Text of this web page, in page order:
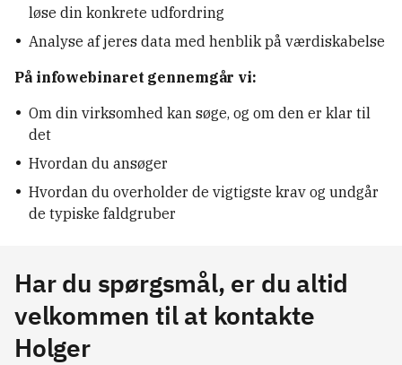
løse din konkrete udfordring
Analyse af jeres data med henblik på værdiskabelse
På infowebinaret gennemgår vi:
Om din virksomhed kan søge, og om den er klar til
det
Hvordan du ansøger
Hvordan du overholder de vigtigste krav og undgår
de typiske faldgruber
Har du spørgsmål, er du altid
velkommen til at kontakte
Holger